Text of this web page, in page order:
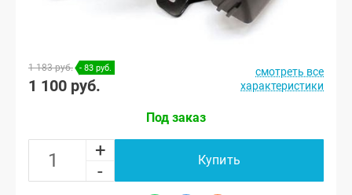
1 183 руб. - 83 руб.
1 100 руб.
смотреть все
характеристики
Под заказ
+
-
Купить